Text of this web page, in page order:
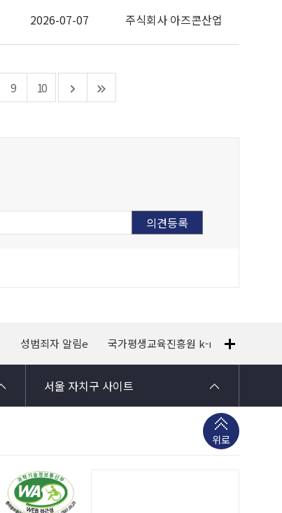
2026-07-07 주식회사 아즈콘산업
9 10
성범죄자 알림e 국가평생교육진흥원 k-mooc
서울 자치구 사이트
위로